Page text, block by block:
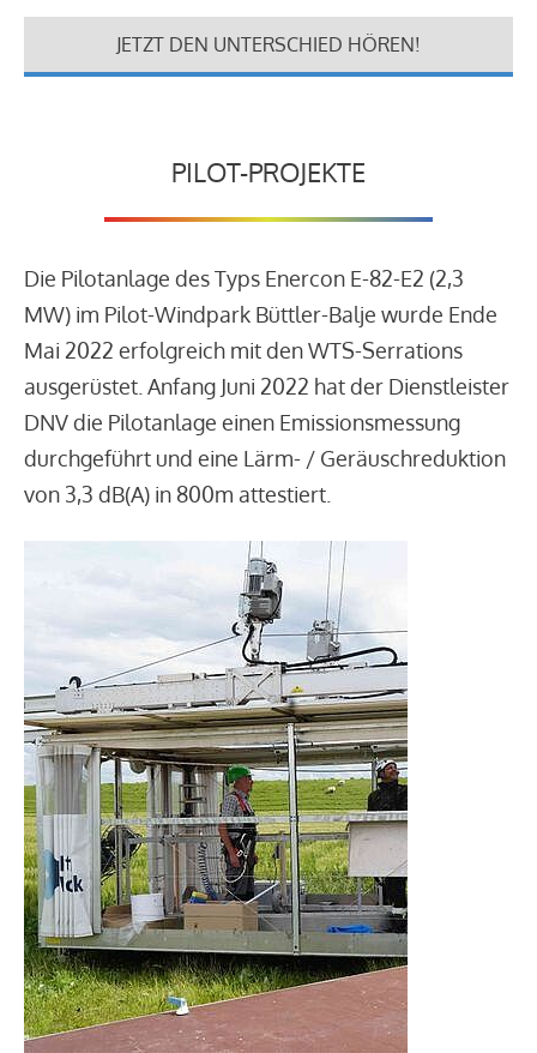
JETZT DEN UNTERSCHIED HÖREN!
PILOT-PROJEKTE
Die Pilotanlage des Typs Enercon E-82-E2 (2,3
MW) im Pilot-Windpark Büttler-Balje wurde Ende
Mai 2022 erfolgreich mit den WTS-Serrations
ausgerüstet. Anfang Juni 2022 hat der Dienstleister
DNV die Pilotanlage einen Emissionsmessung
durchgeführt und eine Lärm- / Geräuschreduktion
von 3,3 dB(A) in 800m attestiert.